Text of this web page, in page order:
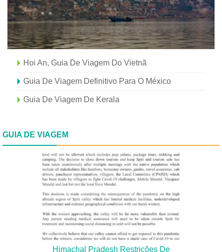
Hoi An, Guia De Viagem Do Vietnã
Guia De Viagem Definitivo Para O México
Guia De Viagem De Kerala
GUIA DE VIAGEM
Himachal Pradesh Restrições De